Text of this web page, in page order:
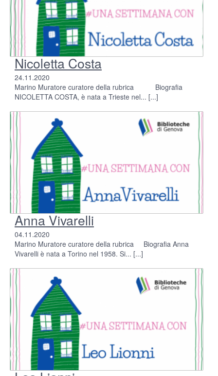
Nicoletta Costa
24.11.2020
Marino Muratore curatore della rubrica Biografia
NICOLETTA COSTA, è nata a Trieste nel... [...]
Anna Vivarelli
04.11.2020
Marino Muratore curatore della rubrica Biografia Anna
Vivarelli è nata a Torino nel 1958. Si... [...]